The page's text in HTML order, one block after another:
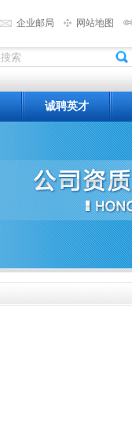
企业邮局 网站地图
诚聘英才